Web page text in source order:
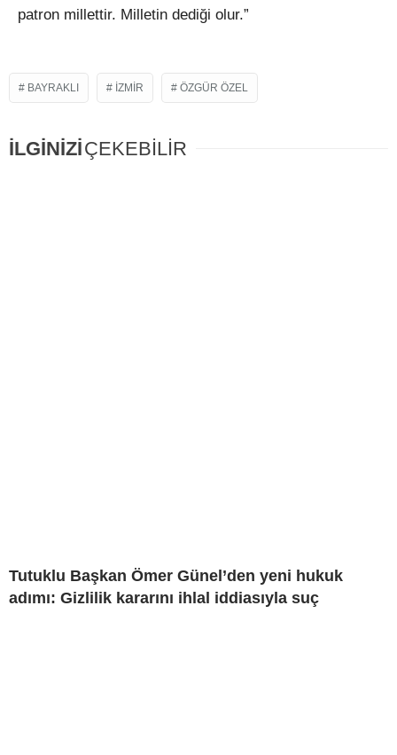
patron millettir. Milletin dediği olur.”
BAYRAKLI IZMIR ÖZGÜR ÖZEL
İLGİNİZİÇEKEBİLİR
Tutuklu Başkan Ömer Günel’den yeni hukuk
adımı: Gizlilik kararını ihlal iddiasıyla suç